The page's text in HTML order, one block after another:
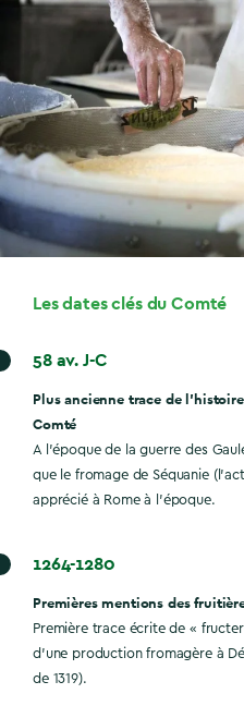
Les dates clés du Comté
58 av. J-C
Plus ancienne trace de
Comté
A l’époque de la guerre des
que le fromage de Séquanie
apprécié à Rome à l’époque.
1264-1280
Premières mentions des
Première trace écrite de «
d’une production fromagère à
de 1319).